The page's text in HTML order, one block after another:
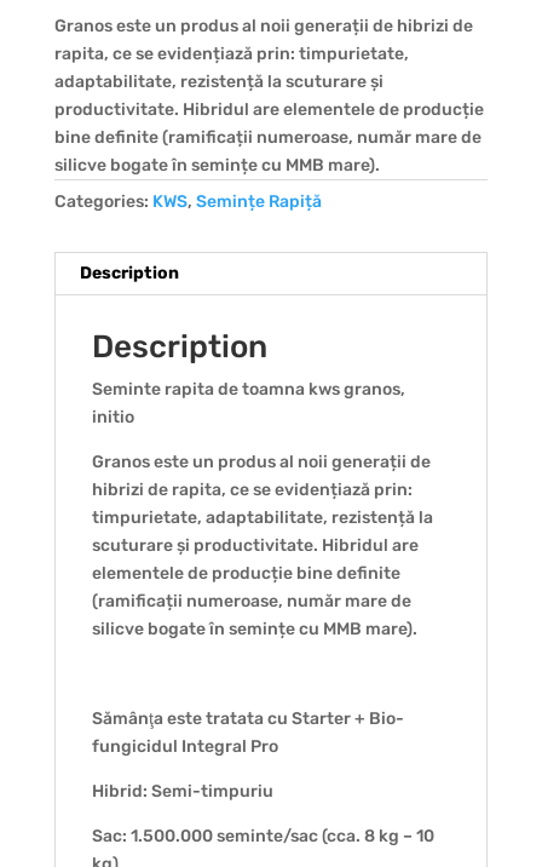
Granos este un produs al noii generații de hibrizi de
rapita, ce se evidențiază prin: timpurietate,
adaptabilitate, rezistență la scuturare și
productivitate. Hibridul are elementele de producție
bine definite (ramificații numeroase, număr mare de
silicve bogate în semințe cu MMB mare).
Categories: KWS, Semințe Rapiță
Description
Description
Seminte rapita de toamna kws granos,
initio
Granos este un produs al noii generații de
hibrizi de rapita, ce se evidențiază prin:
timpurietate, adaptabilitate, rezistență la
scuturare și productivitate. Hibridul are
elementele de producție bine definite
(ramificații numeroase, număr mare de
silicve bogate în semințe cu MMB mare).
Sămânţa este tratata cu Starter + Bio-
fungicidul Integral Pro
Hibrid: Semi-timpuriu
Sac: 1.500.000 seminte/sac (cca. 8 kg – 10